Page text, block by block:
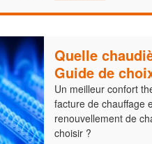
Quelle
Guide de
Un meilleur confort
facture de chauffage
renouvellement de
choisir ?